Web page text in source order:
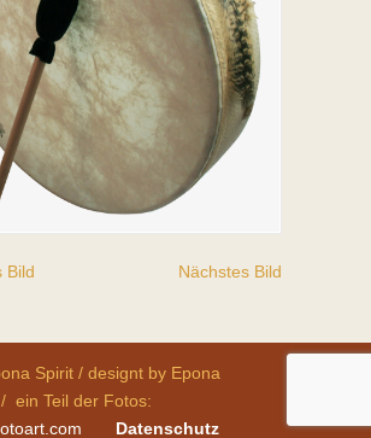
Bild Nächstes Bild
Spirit / designt by Epona
ein Teil der Fotos:
Datenschutz